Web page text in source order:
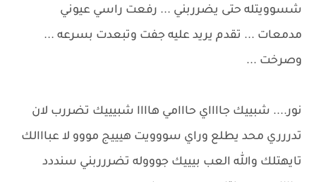
شسوويتله حتى يضرربني ... رفعت راسي عيوني
مدمعات ... تقدم يريد عليه جفت وتبعدت بسرعه ...
وصرخت ...
نور.... شبييك جااااي حااامي هاااا شبيييك تضررب لان
تدررري محد يطلع وراي سووويت هيييج مووو لا عبااالك
تايهتلك والله العب بيييك جوووله تضررربني سنددد